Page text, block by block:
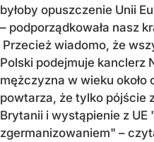
byłoby opuszczenie Unii
– podporządkowała nasz
Przecież wiadomo, że
Polski podejmuje kanclerz
mężczyzna w wieku
powtarza, że tylko pójście
Brytanii i wystąpienie z
zgermanizowaniem" –